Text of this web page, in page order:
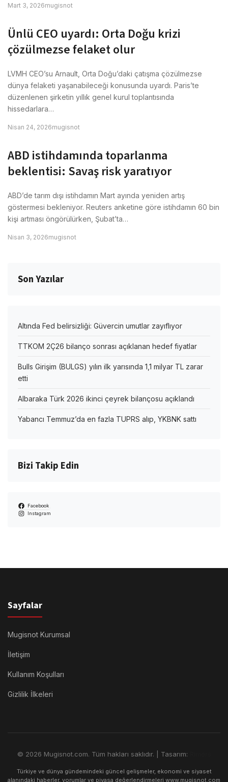
Mart 3, 2026mugisnot
Ünlü CEO uyardı: Orta Doğu krizi
çözülmezse felaket olur
LVMH CEO’su Arnault, Orta Doğu’daki çatışma çözülmezse
dünya felaketi yaşanabileceği konusunda uyardı. Paris’te
düzenlenen şirketin yıllık genel kurul toplantısında
hissedarlara…
Nisan 24, 2026mugisnot
ABD istihdamında toparlanma
beklentisi: Savaş risk yaratıyor
ABD’de tarım dışı istihdamın Mart ayında yeniden artış
göstermesi bekleniyor. Reuters anketine göre istihdamın 60 bin
kişi artması öngörülürken, Şubat’ta…
Nisan 3, 2026mugisnot
Son Yazılar
Altında Fed belirsizliği: Güvercin umutlar zayıflıyor
TTKOM 2Ç26 bilanço sonrası açıklanan hedef fiyatlar
Bulls Girişim (BULGS) yılın ilk yarısında 1,1 milyar TL zarar
etti
Albaraka Türk 2026 ikinci çeyrek bilançosu açıklandı
Yabancı Temmuz’da en fazla TUPRS alıp, YKBNK sattı
Bizi Takip Edin
Facebook
Instagram
Sayfalar
Mugisnot Kurumsal
İletişim
Kullanım Koşulları
Gizlilik İlkeleri
© 2026 Mugisnot.com. Tüm hakları saklıdır. | Tasarım:
Türkiye ve dünya gündemindeki güncel gelişmeler, ekonomi ve siyaset
alanındaki haberler, yorumlar ve piyasa değerlendirmeleri www.mugisnot.com